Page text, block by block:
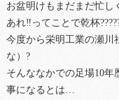
お盆明けもまだまだ忙し
あれ‼ってことで乾杯
今度から栄明工業の瀬川
な）?
そんななかでの足場10
事になるとは…